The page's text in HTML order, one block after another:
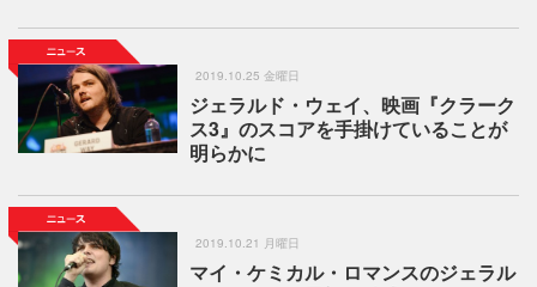
2019.10.25 金曜日
ジェラルド・ウェイ、映画『クラーク
ス3』のスコアを手掛けていることが
明らかに
2019.10.21 月曜日
マイ・ケミカル・ロマンスのジェラル